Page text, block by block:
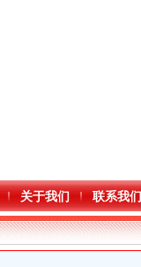
关于我们 联系我们